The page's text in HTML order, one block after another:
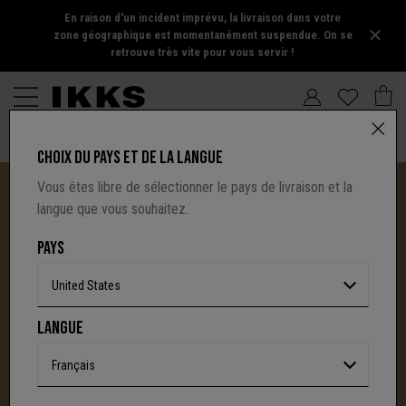
En raison d'un incident imprévu, la livraison dans votre
zone géographique est momentanément suspendue. On se
retrouve très vite pour vous servir !
UNE NOUVELLE PAGE S'ÉCRIT AVEC IKKS
C'est la fin d'une aventure : le site I.Code ferme
définitivement.Mais l'audace, la créativité
CHOIX DU PAYS ET DE LA LANGUE
Vous êtes libre de sélectionner le pays de livraison et la
langue que vous souhaitez.
PAYS
United States
LANGUE
Français